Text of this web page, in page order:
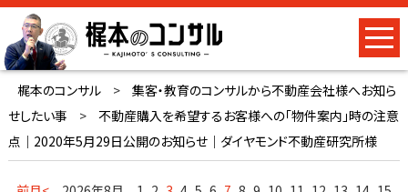
梶本のコンサル >
集客・教育のコンサルから不動産会社様へお知ら
せしたい事
>
不動産購入を希望するお客様への「物件案内」時の注意
点｜2020年5月29日公開のお知らせ｜ダイヤモンド不動産研究所様